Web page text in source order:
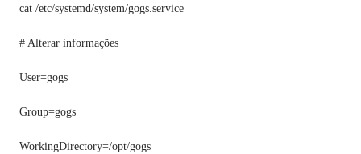
cat /etc/systemd/system/gogs.service
# Alterar informações
User=gogs
Group=gogs
WorkingDirectory=/opt/gogs